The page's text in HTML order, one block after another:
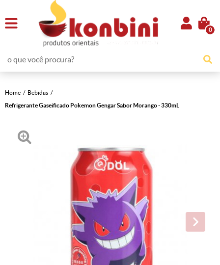
0
Home
Bebidas
Refrigerante Gaseificado Pokemon Gengar Sabor Morango - 330mL